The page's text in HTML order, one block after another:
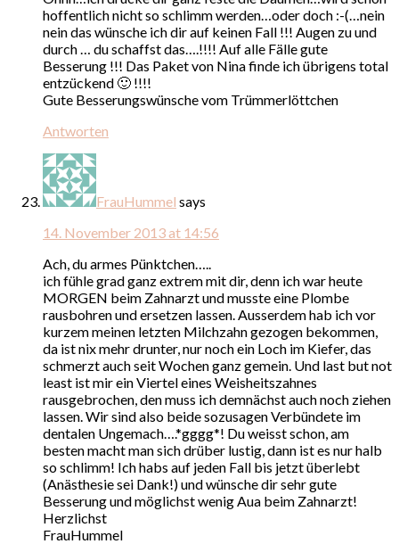
hoffentlich nicht so schlimm werden…oder doch :-(…nein
nein das wünsche ich dir auf keinen Fall !!! Augen zu und
durch … du schaffst das….!!!! Auf alle Fälle gute
Besserung !!! Das Paket von Nina finde ich übrigens total
entzückend 🙂 !!!!
Gute Besserungswünsche vom Trümmerlöttchen
Antworten
FrauHummel says
14. November 2013 at 14:56
Ach, du armes Pünktchen…..
ich fühle grad ganz extrem mit dir, denn ich war heute
MORGEN beim Zahnarzt und musste eine Plombe
rausbohren und ersetzen lassen. Ausserdem hab ich vor
kurzem meinen letzten Milchzahn gezogen bekommen,
da ist nix mehr drunter, nur noch ein Loch im Kiefer, das
schmerzt auch seit Wochen ganz gemein. Und last but not
least ist mir ein Viertel eines Weisheitszahnes
rausgebrochen, den muss ich demnächst auch noch ziehen
lassen. Wir sind also beide sozusagen Verbündete im
dentalen Ungemach….*gggg*! Du weisst schon, am
besten macht man sich drüber lustig, dann ist es nur halb
so schlimm! Ich habs auf jeden Fall bis jetzt überlebt
(Anästhesie sei Dank!) und wünsche dir sehr gute
Besserung und möglichst wenig Aua beim Zahnarzt!
Herzlichst
FrauHummel